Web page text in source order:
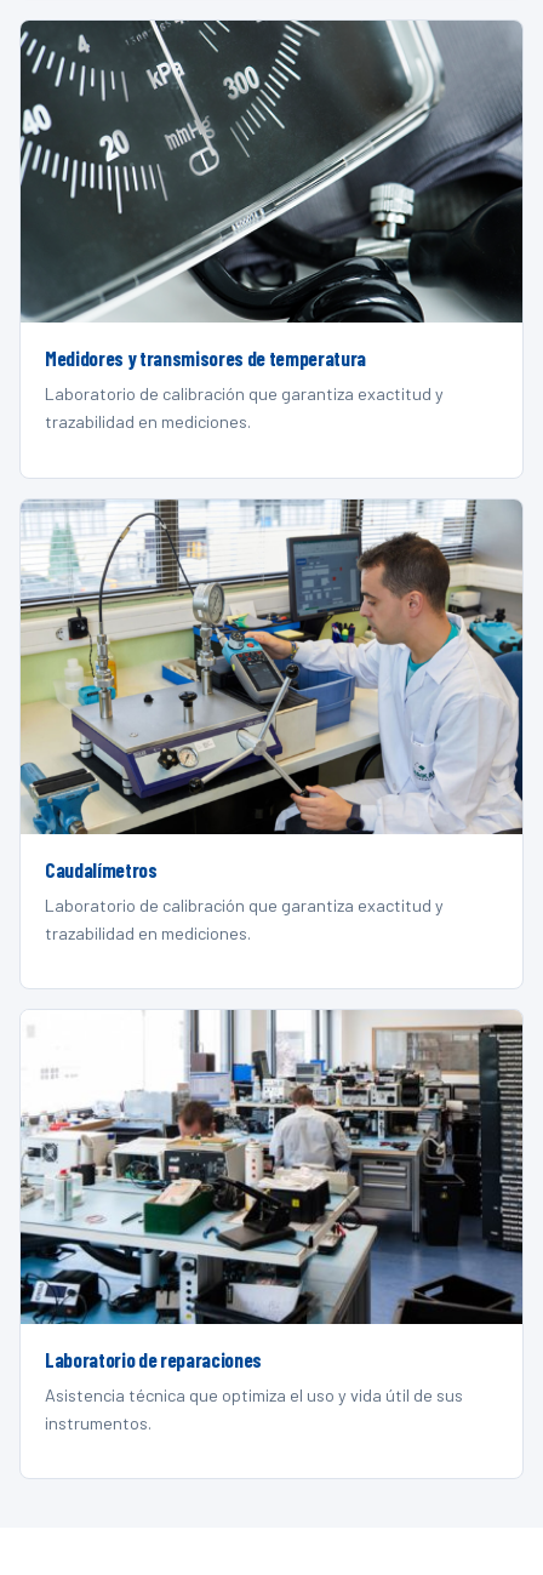
Medidores y transmisores de temperatura
Laboratorio de calibración que garantiza exactitud y
trazabilidad en mediciones.
Caudalímetros
Laboratorio de calibración que garantiza exactitud y
trazabilidad en mediciones.
Laboratorio de reparaciones
Asistencia técnica que optimiza el uso y vida útil de sus
instrumentos.